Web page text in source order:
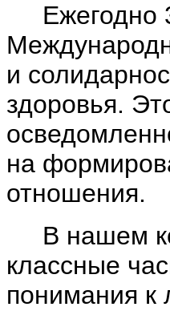
Ежегодно 3
и
здоровья.
на
отношения.
В нашем
классные
понимания